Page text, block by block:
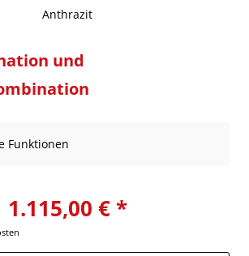
Anthrazit
und
Funktionen
1.115,00 € *